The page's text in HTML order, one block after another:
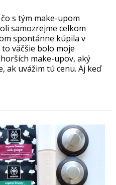
s tým make-upom
samozrejme celkom
spontánne kúpila v
väčšie bolo moje
make-upov, aký
ak uvážim tú cenu. Aj keď